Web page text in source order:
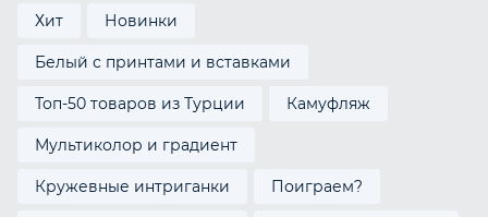
Хит Новинки
Белый с принтами и вставками
Топ-50 товаров из Турции Камуфляж
Мультиколор и градиент
Кружевные интриганки Поиграем?